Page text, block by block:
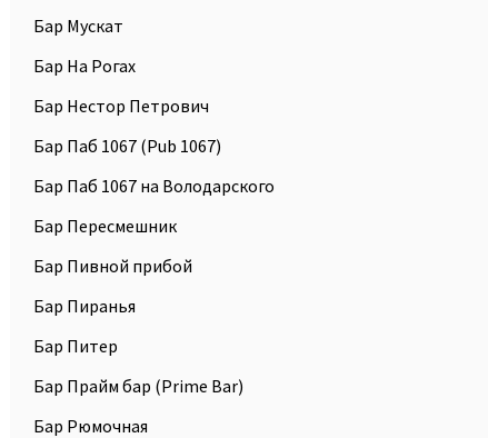
Бар Мускат
Бар На Рогах
Бар Нестор Петрович
Бар Паб 1067 (Pub 1067)
Бар Паб 1067 на Володарского
Бар Пересмешник
Бар Пивной прибой
Бар Пиранья
Бар Питер
Бар Прайм бар (Prime Bar)
Бар Рюмочная